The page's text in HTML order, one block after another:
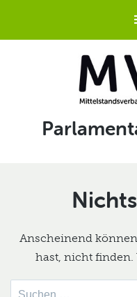
Anscheinend
hast, nicht finden.
Suche